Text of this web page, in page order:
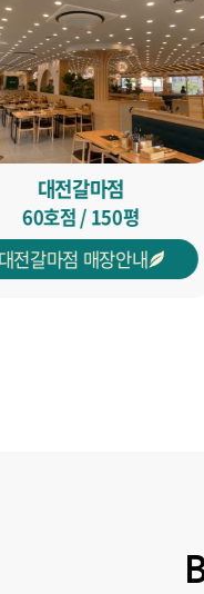
수원